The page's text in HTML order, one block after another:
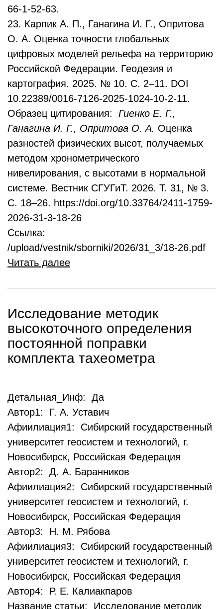
66-1-52-63.
23. Карпик А. П., Ганагина И. Г., Опритова
О. А. Оценка точности глобальных
цифровых моделей рельефа на территорию
Российской Федерации. Геодезия и
картография. 2025. № 10. С. 2–11. DOI
10.22389/0016-7126-2025-1024-10-2-11.
Образец цитирования: Гиенко Е. Г.,
Ганагина И. Г., Опритова О. А. Оценка
разностей физических высот, получаемых
методом хронометрического
нивелирования, с высотами в нормальной
системе. Вестник СГУГиТ. 2026. Т. 31, № 3.
С. 18–26. https://doi.org/10.33764/2411-1759-
2026-31-3-18-26
Ссылка:
/upload/vestnik/sborniki/2026/31_3/18-26.pdf
Читать далее
Исследование методик
высокоточного определения
постоянной поправки
комплекта тахеометра
Детальная_Инф: Да
Автор1: Г. А. Уставич
Афиилиация1: Сибирский государственный
университет геосистем и технологий, г.
Новосибирск, Российская Федерация
Автор2: Д. А. Баранников
Афиилиация2: Сибирский государственный
университет геосистем и технологий, г.
Новосибирск, Российская Федерация
Автор3: Н. М. Рябова
Афиилиация3: Сибирский государственный
университет геосистем и технологий, г.
Новосибирск, Российская Федерация
Автор4: Р. Е. Калиакпаров
Название статьи: Исследование методик